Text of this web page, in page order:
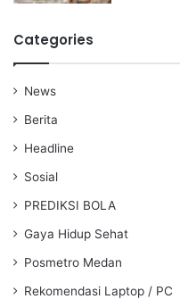
Categories
News
Berita
Headline
Sosial
PREDIKSI BOLA
Gaya Hidup Sehat
Posmetro Medan
Rekomendasi Laptop / PC